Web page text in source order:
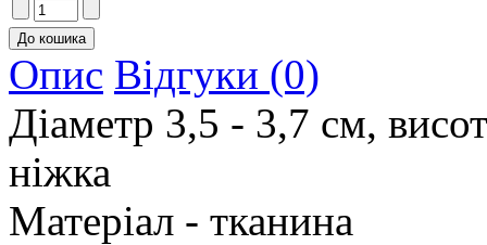
Опис Відгуки (0)
Діаметр 3,5 - 3,7 см,
ніжка
Матеріал - тканина